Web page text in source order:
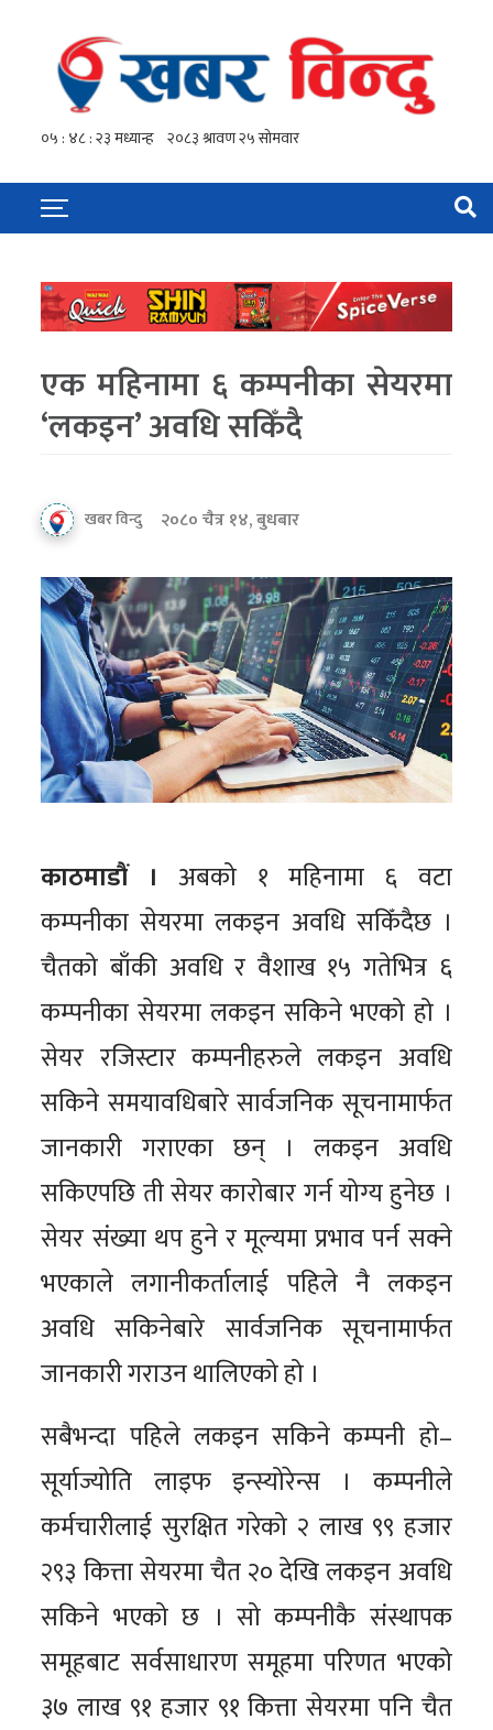
एक महिनामा ६ कम्पनीका सेयरमा
‘लकइन’ अवधि सकिँदै
खबर विन्दु २०८० चैत्र १४, बुधबार
काठमाडौं । अबको १ महिनामा ६ वटा
कम्पनीका सेयरमा लकइन अवधि सकिँदैछ ।
चैतको बाँकी अवधि र वैशाख १५ गतेभित्र ६
कम्पनीका सेयरमा लकइन सकिने भएको हो ।
सेयर रजिस्टार कम्पनीहरुले लकइन अवधि
सकिने समयावधिबारे सार्वजनिक सूचनामार्फत
जानकारी गराएका छन् । लकइन अवधि
सकिएपछि ती सेयर कारोबार गर्न योग्य हुनेछ ।
सेयर संख्या थप हुने र मूल्यमा प्रभाव पर्न सक्ने
भएकाले लगानीकर्तालाई पहिले नै लकइन
अवधि सकिनेबारे सार्वजनिक सूचनामार्फत
जानकारी गराउन थालिएको हो ।
सबैभन्दा पहिले लकइन सकिने कम्पनी हो–
सूर्याज्योति लाइफ इन्स्योरेन्स । कम्पनीले
कर्मचारीलाई सुरक्षित गरेको २ लाख ९९ हजार
२९३ कित्ता सेयरमा चैत २० देखि लकइन अवधि
सकिने भएको छ । सो कम्पनीकै संस्थापक
समूहबाट सर्वसाधारण समूहमा परिणत भएको
३७ लाख ९१ हजार ९१ कित्ता सेयरमा पनि चैत